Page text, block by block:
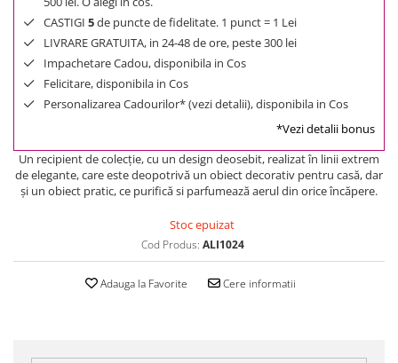
CASTIGI 5de puncte de fidelitate. 1 punct = 1 Lei
LIVRARE GRATUITA, in 24-48 de ore, peste 300 lei
Impachetare Cadou, disponibila in Cos
Felicitare, disponibila in Cos
Personalizarea Cadourilor* (vezi detalii), disponibila in Cos
*Vezi detalii bonus
Un recipient de colecție, cu un design deosebit, realizat în linii extrem
de elegante, care este deopotrivă un obiect decorativ pentru casă, dar
și un obiect pratic, ce purifică si parfumează aerul din orice încăpere.
Stoc epuizat
Cod Produs: ALI1024
Adauga la Favorite Cere informatii